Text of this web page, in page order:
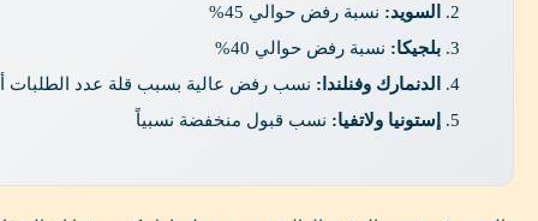
السويد: نسبة رفض حوالي 45%
بلجيكا: نسبة رفض حوالي 40%
الدنمارك وفنلندا: نسب رفض عالية بسبب قلة عدد الطلبات
إستونيا ولاتفيا: نسب قبول منخفضة نسبياً